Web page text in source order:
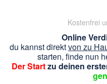
Kostenfrei
Online
du kannst direktvon zu
starten, finde nun
Der Startzu deinen